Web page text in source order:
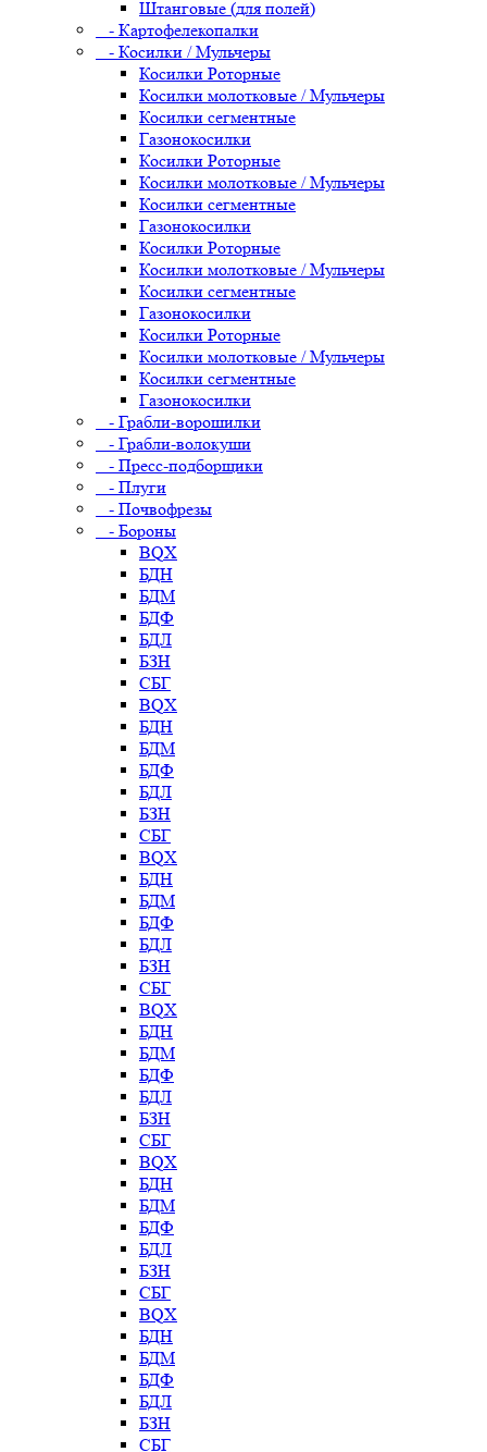
Штанговые (для полей)
- Картофелекопалки
- Косилки / Мульчеры
Косилки Роторные
Косилки молотковые / Мульчеры
Косилки сегментные
Газонокосилки
Косилки Роторные
Косилки молотковые / Мульчеры
Косилки сегментные
Газонокосилки
Косилки Роторные
Косилки молотковые / Мульчеры
Косилки сегментные
Газонокосилки
Косилки Роторные
Косилки молотковые / Мульчеры
Косилки сегментные
Газонокосилки
- Грабли-ворошилки
- Грабли-волокуши
- Пресс-подборщики
- Плуги
- Почвофрезы
- Бороны
BQX
БДН
БДМ
БДФ
БДЛ
БЗН
СБГ
BQX
БДН
БДМ
БДФ
БДЛ
БЗН
СБГ
BQX
БДН
БДМ
БДФ
БДЛ
БЗН
СБГ
BQX
БДН
БДМ
БДФ
БДЛ
БЗН
СБГ
BQX
БДН
БДМ
БДФ
БДЛ
БЗН
СБГ
BQX
БДН
БДМ
БДФ
БДЛ
БЗН
СБГ